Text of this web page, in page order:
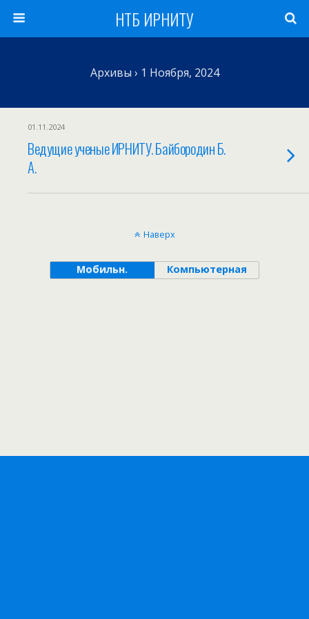
НТБ ИРНИТУ
Архивы › 1 Ноября, 2024
01.11.2024
Ведущие ученые ИРНИТУ. Байбородин Б.
А.
Наверх
Мобильн. Компьютерная